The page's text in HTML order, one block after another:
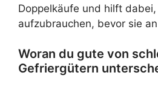
Doppelkäufe und hilft
aufzubrauchen, bevor sie
Woran du gute von
Gefriergütern